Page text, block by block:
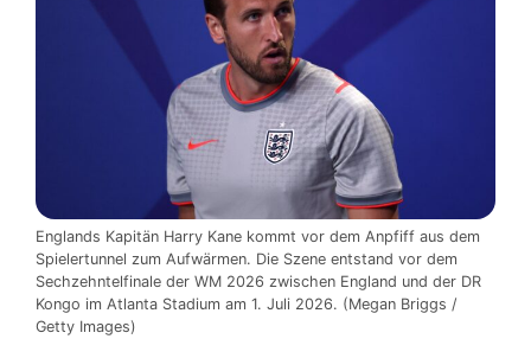
Englands Kapitän Harry Kane kommt vor dem Anpfiff aus dem
Spielertunnel zum Aufwärmen. Die Szene entstand vor dem
Sechzehntelfinale der WM 2026 zwischen England und der DR
Kongo im Atlanta Stadium am 1. Juli 2026. (Megan Briggs /
Getty Images)